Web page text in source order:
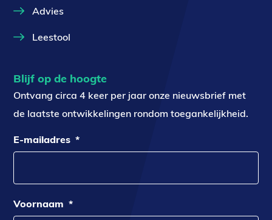
Advies
Leestool
Blijf op de hoogte
Ontvang circa 4 keer per jaar onze nieuwsbrief met
de laatste ontwikkelingen rondom toegankelijkheid.
E-mailadres *
Voornaam *